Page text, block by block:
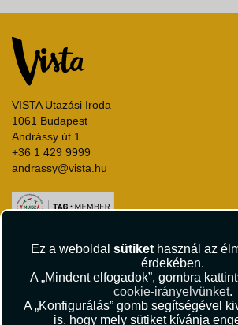
Ez a weboldal sütikethasznál az
érdekében.
A „Mindent elfogadok”, gombra
cookie-irányelvünket.
A „Konfigurálás” gomb segítségével
is, hogy mely sütiket kívánja
VISTA Utazási Iroda
1061 Budapest
Andrássy út 1.
+36 1 429 9999
andrassy@vista.hu
Utasbiztosítás
Autóbérlés